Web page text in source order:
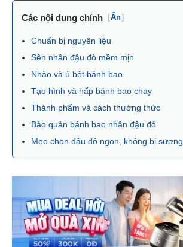
Các nội dung chính [Ẩn]
Chuẩn bị nguyên liệu
Sên nhân đậu đỏ mềm mịn
Nhào và ủ bột bánh bao
Tạo hình và hấp bánh bao chay
Thành phẩm và cách thưởng thức
Bảo quản bánh bao nhân đậu đỏ
Mẹo chọn đậu đỏ ngon, không bị sượng